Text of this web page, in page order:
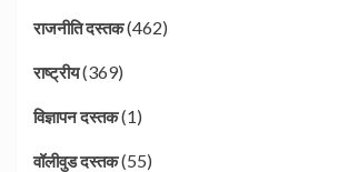
राजनीति दस्तक(462)
राष्ट्रीय(369)
विज्ञापन दस्तक(1)
वॉलीवुड दस्तक(55)